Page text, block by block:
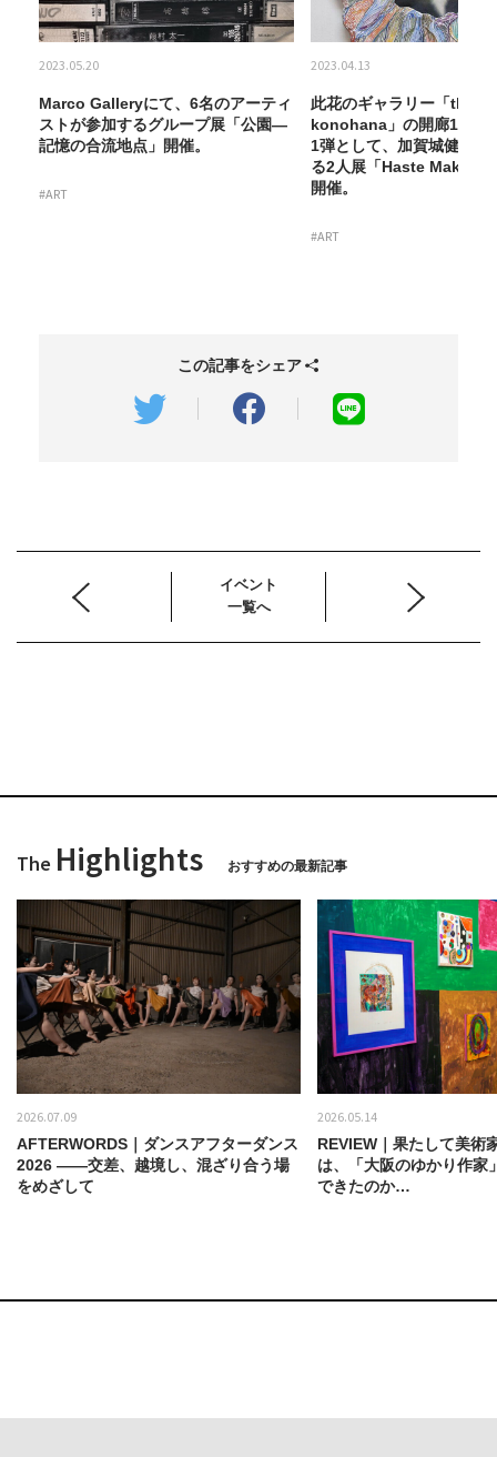
2023.05.20
Marco Galleryにて、6名のアーティ
ストが参加するグループ展「公園―
記憶の合流地点」開催。
#ART
2023.04.13
此花のギャラリー「the
konohana」の開廊10周
1弾として、加賀城健と加
る2人展「Haste Makes
開催。
#ART
この記事をシェア
イベント
一覧へ
The Highlights おすすめの最新記事
2026.07.09
AFTERWORDS｜ダンスアフターダンス
2026 ——交差、越境し、混ざり合う場
をめざして
2026.05.14
REVIEW｜果たして美術
は、「大阪のゆかり作家
できたのか…